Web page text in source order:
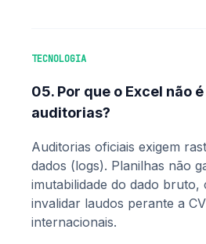
TECNOLOGIA
05. Por que o Excel não
auditorias?
Auditorias oficiais exigem
dados (logs). Planilhas não
imutabilidade do dado bruto,
invalidar laudos perante a
internacionais.